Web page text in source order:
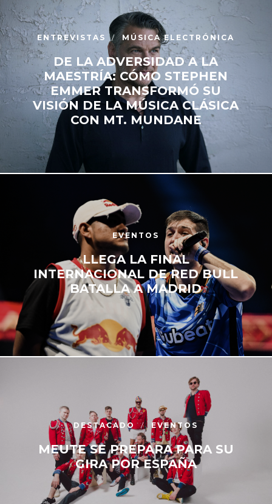
ENTREVISTAS MÚSICA ELECTRÓNICA
DE LA ADVERSIDAD A LA
MAESTRÍA: CÓMO STEPHEN
EMMER TRANSFORMÓ SU
VISIÓN DE LA MÚSICA CLÁSICA
CON MT. MUNDANE
EVENTOS
LLEGA LA FINAL
INTERNACIONAL DE RED BULL
BATALLA A MADRID
DESTACADO EVENTOS
MEUTE SE PREPARA PARA SU
GIRA POR ESPAÑA